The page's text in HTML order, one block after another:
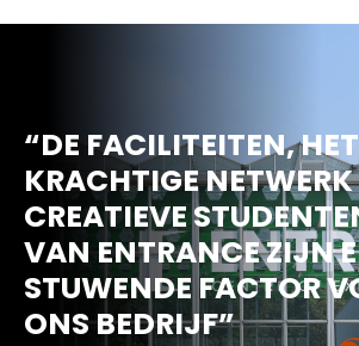
“DE FACILITEITEN, HET
KRACHTIGE
CREATIEVE
VAN ENTRANCE ZIJN
STUWENDE FACTOR
ONS BEDRIJF”